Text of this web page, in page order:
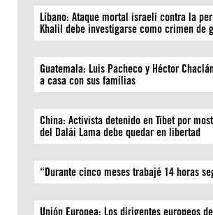
Líbano: Ataque mortal israelí contra la
Khalil debe investigarse como crimen de
Guatemala: Luis Pacheco y Héctor
a casa con sus familias
China: Activista detenido en Tíbet por
del Dalái Lama debe quedar en libertad
“Durante cinco meses trabajé 14 horas
Unión Europea: Los dirigentes europeos